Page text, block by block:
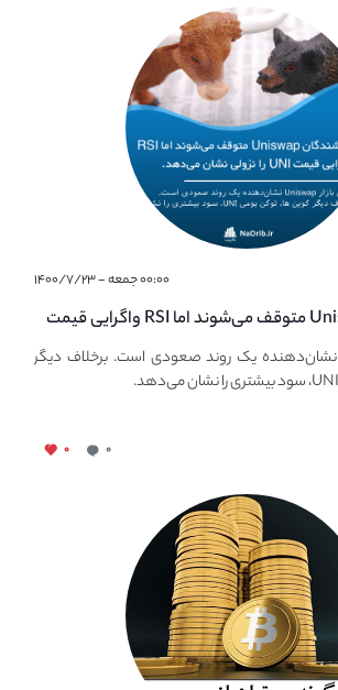
۰۰:۰۰ جمعه - ۱۴۰۰/۷/۲۳
فروشندگان Uniswap متوقف می‌شوند اما RSI واگرایی قیمت
ارزش بازار Uniswap نشان‌دهنده یک روند صعودی است. برخلاف دیگر
۰ ۰